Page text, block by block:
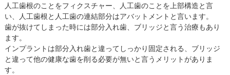
人工歯根のことをフィクスチャー、人工歯のことを上部構造と言
い、人工歯根と人工歯の連結部分はアバットメントと言います。
歯が抜けてしまった時には部分入れ歯、ブリッジと言う治療もあり
ます。
インプラントは部分入れ歯と違ってしっかり固定される、ブリッジ
と違って他の健康な歯を削る必要が無いと言うメリットがありま
す。